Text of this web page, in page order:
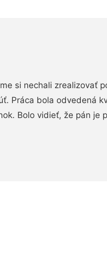
si nechali zrealizovať
Práca bola odvedená
Bolo vidieť, že pán je